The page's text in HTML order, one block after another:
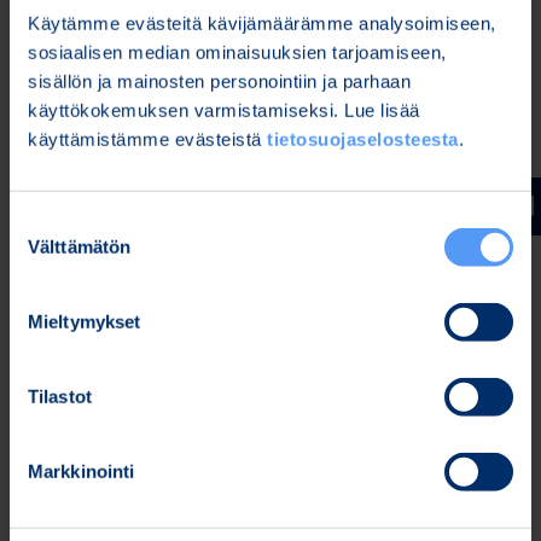
Käytämme evästeitä kävijämäärämme analysoimiseen,
sosiaalisen median ominaisuuksien tarjoamiseen,
sisällön ja mainosten personointiin ja parhaan
käyttökokemuksen varmistamiseksi. Lue lisää
käyttämistämme evästeistä tietosuojaselosteesta.
valinta
Välttämätön
Mieltymykset
Tilastot
Markkinointi
materiaalit ovat saatavilla tilaisuuden jälkeen
Bittiumin IR-sivuilla osoitteessa:
https://www.bittium.com/investors
Tervetuloa!
Bittium Oyj
Lisätietoja:
Viestintä- ja markkinointijohtaja
Jakelu:
Keskeiset tiedotusvälineet